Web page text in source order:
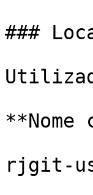
###
**Nome
rjgit-